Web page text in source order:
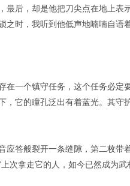
最后，却是他把刀尖点在地上
之时，我听到他低声地喃喃自语
在一个镇守任务，这个任务必定
，它的瞳孔泛出有着蓝光。其
应答般裂开一条缝隙，第二枚
次拿走它的人，如今已然成为